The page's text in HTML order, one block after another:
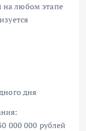
на любом этапе
дня
000 000 рублей